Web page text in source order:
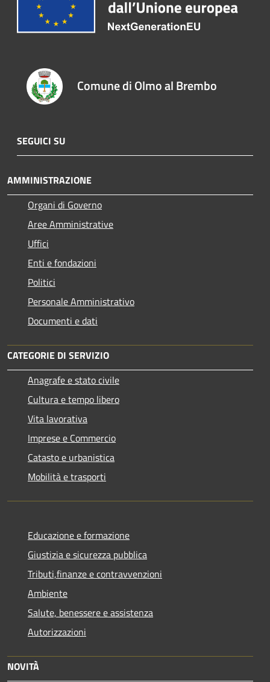
Comune di Olmo al Brembo
SEGUICI SU
AMMINISTRAZIONE
Organi di Governo
Aree Amministrative
Uffici
Enti e fondazioni
Politici
Personale Amministrativo
Documenti e dati
CATEGORIE DI SERVIZIO
Anagrafe e stato civile
Cultura e tempo libero
Vita lavorativa
Imprese e Commercio
Catasto e urbanistica
Mobilità e trasporti
Educazione e formazione
Giustizia e sicurezza pubblica
Tributi,finanze e contravvenzioni
Ambiente
Salute, benessere e assistenza
Autorizzazioni
NOVITÀ